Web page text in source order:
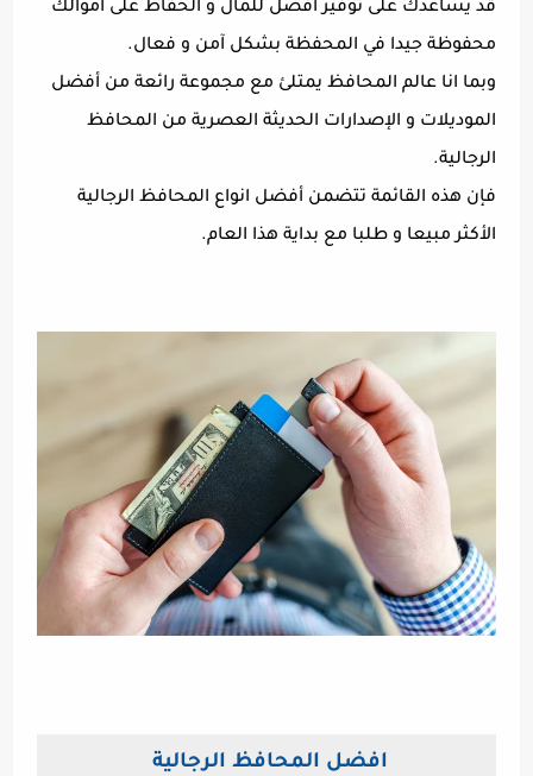
قد يساعدك على توفير أفضل للمال و الحفاظ على أموالك
محفوظة جيدا في المحفظة بشكل آمن و فعال.
وبما انا عالم المحافظ يمتلئ مع مجموعة رائعة من أفضل
الموديلات و الإصدارات الحديثة العصرية من المحافظ
الرجالية.
فإن هذه القائمة تتضمن أفضل انواع المحافظ الرجالية
الأكثر مبيعا و طلبا مع بداية هذا العام.
افضل المحافظ الرجالية